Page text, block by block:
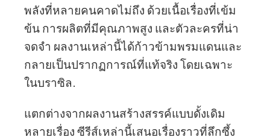
พลังที่หลายคนคาดไม่ถึง ด้วยเนื้อเรื่องที่เข้ม
ข้น การผลิตที่มีคุณภาพสูง และตัวละครที่น่า
จดจำ ผลงานเหล่านี้ได้ก้าวข้ามพรมแดนและ
กลายเป็นปรากฏการณ์ที่แท้จริง โดยเฉพาะ
ในบราซิล.
แตกต่างจากผลงานสร้างสรรค์แบบดั้งเดิม
หลายเรื่อง ซีรีส์เหล่านี้เสนอเรื่องราวที่ลึกซึ้ง